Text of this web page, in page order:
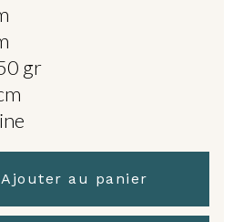
gr
Ajouter au panier